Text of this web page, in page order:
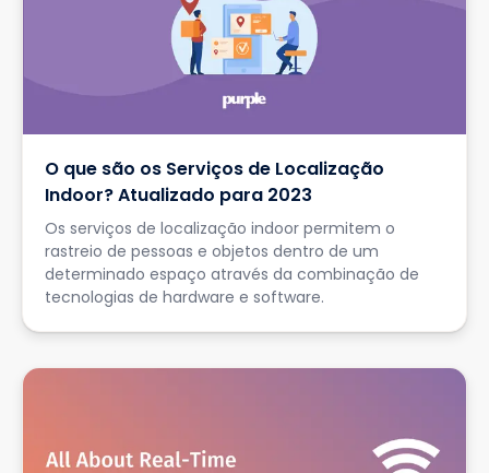
O que são os Serviços de Localização
Indoor? Atualizado para 2023
Os serviços de localização indoor permitem o
rastreio de pessoas e objetos dentro de um
determinado espaço através da combinação de
tecnologias de hardware e software.